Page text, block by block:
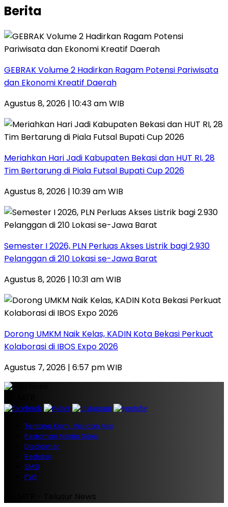
Berita
GEBRAK Volume 2 Hadirkan Ragam Potensi Pariwisata
dan Ekonomi Kreatif Daerah
Agustus 8, 2026 | 10:43 am WIB
Meriahkan Hari Jadi Kabupaten Bekasi dan HUT RI, 28
Tim Bertarung di Piala Futsal Bupati Cup 2026
Agustus 8, 2026 | 10:39 am WIB
Semester I 2026, PLN Perluas Akses Listrik bagi 2.930
Pelanggan di 210 Lokasi se-Jawa Barat
Agustus 8, 2026 | 10:31 am WIB
Dorong UMKM Naik Kelas, KADIN Kota Bekasi Perkuat
Kolaborasi di IBOS Expo 2026
Agustus 7, 2026 | 6:57 pm WIB
Tentang Kami, Visi dan Misi
Pedoman Media Siber
Disclaimer
Redaksi
SMSI
PWI
PT. MTR - Telusur News